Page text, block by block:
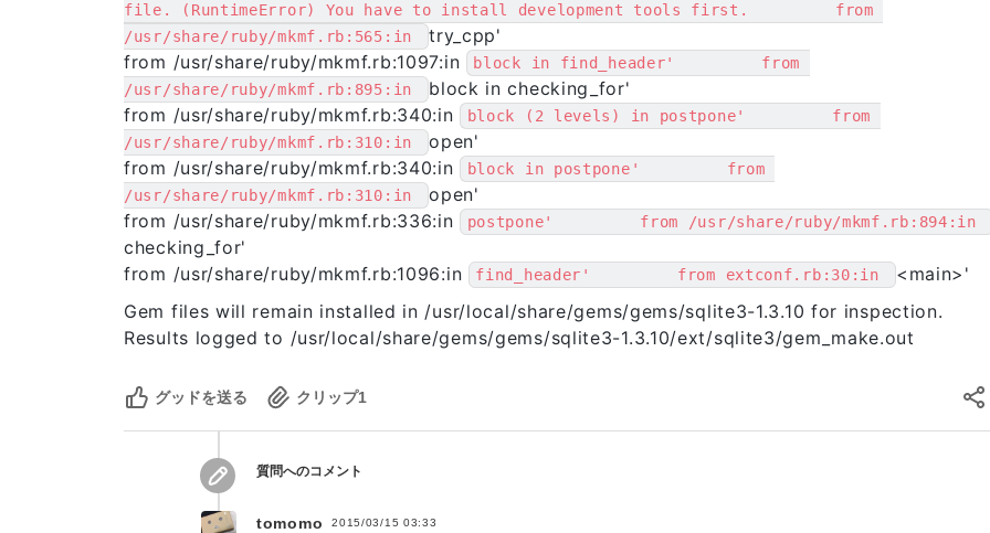
file. (RuntimeError) You have to install development tools first.         from
/usr/share/ruby/mkmf.rb:565:in
try_cpp'
from /usr/share/ruby/mkmf.rb:1097:in
block in find_header'         from
/usr/share/ruby/mkmf.rb:895:in
block in checking_for'
from /usr/share/ruby/mkmf.rb:340:in
block (2 levels) in postpone'         from
/usr/share/ruby/mkmf.rb:310:in
open'
from /usr/share/ruby/mkmf.rb:340:in
block in postpone'         from
/usr/share/ruby/mkmf.rb:310:in
open'
from /usr/share/ruby/mkmf.rb:336:in
postpone'         from /usr/share/ruby/mkmf.rb:894:in
checking_for'
from /usr/share/ruby/mkmf.rb:1096:in
find_header'         from extconf.rb:30:in <main> '
Gem files will remain installed in /usr/local/share/gems/gems/sqlite3-1.3.10 for inspection.
Results logged to /usr/local/share/gems/gems/sqlite3-1.3.10/ext/sqlite3/gem_make.out
グッドを送る クリップ1
質問へのコメント
tomomo 2015/03/15 03:33